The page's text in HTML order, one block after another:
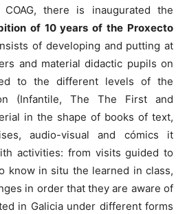
COAG, there is inaugurated the
of 10 years of the Proxecto
of developing and putting at
and material didactic pupils on
to the different levels of the
(Infantile, The The First and
in the shape of books of text,
audio-visual and cómics it
activities: from visits guided to
know in situ the learned in class,
in order that they are aware of
in Galicia under different forms